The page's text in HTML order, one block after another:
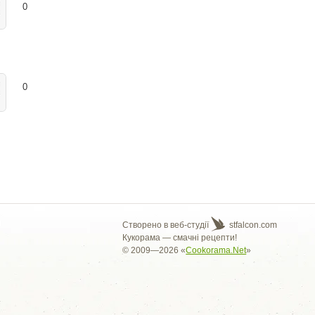
0
0
Створено в веб-студії
stfalcon.com
Кукорама — смачні рецепти!
© 2009—2026 «Cookorama.Net»